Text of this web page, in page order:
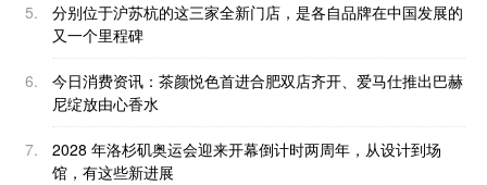
5.
分别位于沪苏杭的这三家全新门店，是各自品牌在中国发展的
又一个里程碑
6.
今日消费资讯：茶颜悦色首进合肥双店齐开、爱马仕推出巴赫
尼绽放由心香水
7.
2028 年洛杉矶奥运会迎来开幕倒计时两周年，从设计到场
馆，有这些新进展